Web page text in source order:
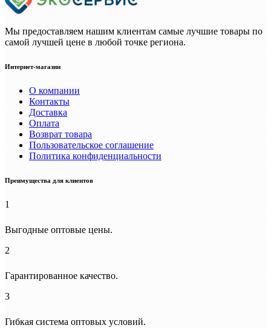
Мы предоставляем нашим клиентам самые лучшие товары по
самой лучшей цене в любой точке региона.
Интернет-магазин
О компании
Контакты
Доставка
Оплата
Возврат товара
Пользовательское соглашение
Политика конфиденциальности
Преимущества для клиентов
1
Выгодные оптовые цены.
2
Гарантированное качество.
3
Гибкая система оптовых условий.